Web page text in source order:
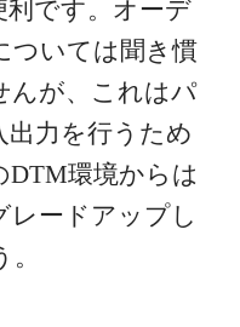
です。 オーデ
ついては聞き慣
んが、これはパ
出力を行うため
DTM環境からは
レードアップし